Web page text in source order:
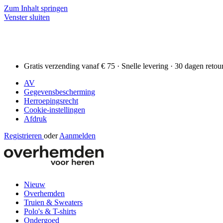
Zum Inhalt springen
Venster sluiten
Gratis verzending vanaf € 75 · Snelle levering · 30 dagen
AV
Gegevensbescherming
Herroepingsrecht
Cookie-instellingen
Afdruk
Registrieren oder Aanmelden
Nieuw
Overhemden
Truien & Sweaters
Polo's & T-shirts
Ondergoed